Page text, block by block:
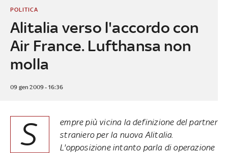
Alitalia verso l'accordo con
Air France. Lufthansa non
molla
POLITICA
09 gen 2009 - 16:36
S
empre più vicina la definizione del partner
straniero per la nuova Alitalia.
L'opposizione intanto parla di operazione